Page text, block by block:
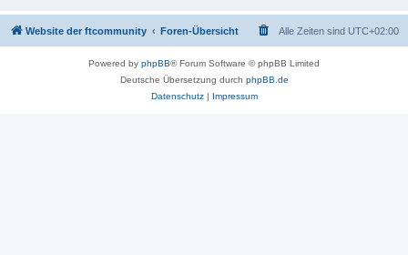
Website der ftcommunity Foren-Übersicht Alle Zeiten sind UTC+02:00
Powered by phpBB® Forum Software © phpBB Limited
Deutsche Übersetzung durch phpBB.de
Datenschutz| Impressum